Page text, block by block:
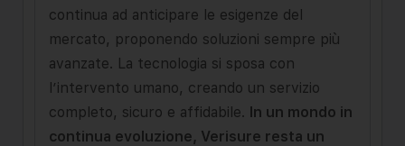
continua ad anticipare le esigenze del
mercato, proponendo soluzioni sempre più
avanzate. La tecnologia si sposa con
l’intervento umano, creando un servizio
completo, sicuro e affidabile. In un mondo in
continua evoluzione, Verisure resta un